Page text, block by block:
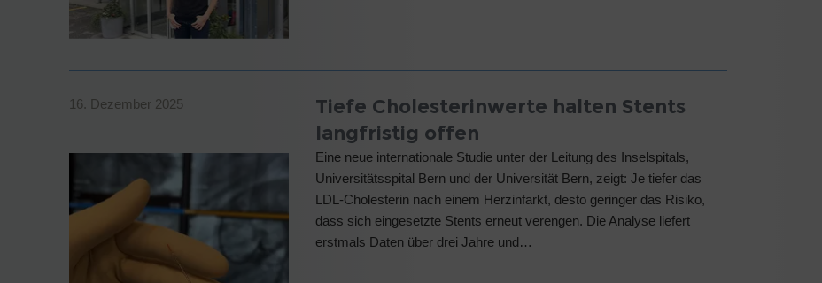
16. Dezember 2025
Tiefe Cholesterinwerte halten Stents
langfristig offen
Eine neue internationale Studie unter der Leitung des Inselspitals,
Universitätsspital Bern und der Universität Bern, zeigt: Je tiefer das
LDL-Cholesterin nach einem Herzinfarkt, desto geringer das Risiko,
dass sich eingesetzte Stents erneut verengen. Die Analyse liefert
erstmals Daten über drei Jahre und…